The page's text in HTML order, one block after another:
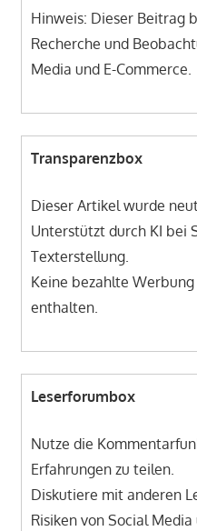
Hinweis: Dieser Beitrag
Recherche und
Media und E-Commerce.
Transparenzbox
Dieser Artikel wurde
Unterstützt durch KI bei
Texterstellung.
Keine bezahlte
enthalten.
Leserforumbox
Nutze die
Erfahrungen zu teilen.
Diskutiere mit anderen
Risiken von Social